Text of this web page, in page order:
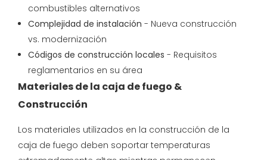
combustibles alternativos
Complejidad de instalación - Nueva construcción
vs. modernización
Códigos de construcción locales - Requisitos
reglamentarios en su área
Materiales de la caja de fuego &
Construcción
Los materiales utilizados en la construcción de la
caja de fuego deben soportar temperaturas